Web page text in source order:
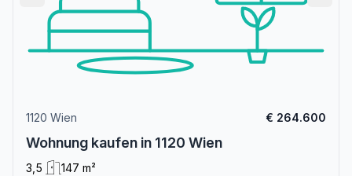
1120 Wien € 264.600
Wohnung kaufen in 1120 Wien
3,5
147 m²